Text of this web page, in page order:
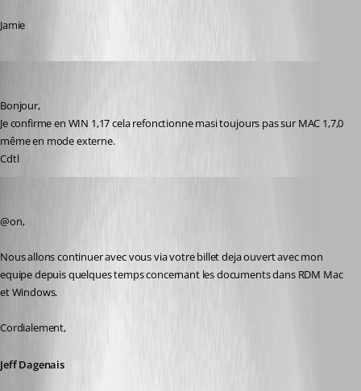
Jamie
Bonjour,
Je confirme en WIN 1,17 cela refonctionne masi toujours pas sur MAC 1,7,0
même en mode externe.
Cdtl
@on,
Nous allons continuer avec vous via votre billet deja ouvert avec mon
equipe depuis quelques temps concernant les documents dans RDM Mac
et Windows.
Cordialement,
Jeff Dagenais